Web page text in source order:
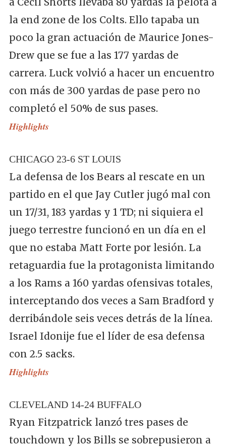
la end zone de los Colts. Ello tapaba un
poco la gran actuación de Maurice Jones-
Drew que se fue a las 177 yardas de
carrera. Luck volvió a hacer un encuentro
con más de 300 yardas de pase pero no
completó el 50% de sus pases.
Highlights
CHICAGO 23-6 ST LOUIS
La defensa de los Bears al rescate en un
partido en el que Jay Cutler jugó mal con
un 17/31, 183 yardas y 1 TD; ni siquiera el
juego terrestre funcionó en un día en el
que no estaba Matt Forte por lesión. La
retaguardia fue la protagonista limitando
a los Rams a 160 yardas ofensivas totales,
interceptando dos veces a Sam Bradford y
derribándole seis veces detrás de la línea.
Israel Idonije fue el líder de esa defensa
con 2.5 sacks.
Highlights
CLEVELAND 14-24 BUFFALO
Ryan Fitzpatrick lanzó tres pases de
touchdown y los Bills se sobrepusieron a